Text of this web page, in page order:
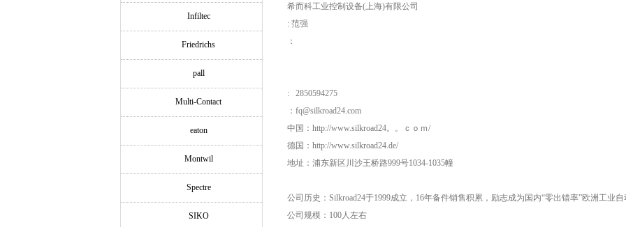
Infiltec
Friedrichs
pall
Multi-Contact
eaton
Montwil
Spectre
SIKO
希而科工业控制设备(上海)有限公司
: 范强
：
: 2850594275
：fq@silkroad24.com
中国：http://www.silkroad24。。ｃｏｍ/
德国：http://www.silkroad24.de/
地址：浦东新区川沙王桥路999号1034-1035幢
公司历史：Silkroad24于1999成立，16年备件销售积累，励志成为国内“零出错率”欧洲工业
公司规模：100人左右